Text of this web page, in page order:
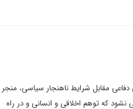
مقابل شرایط ناهنجار سیاسی، منجر
که توهم اخلاقی و انسانی و در راه